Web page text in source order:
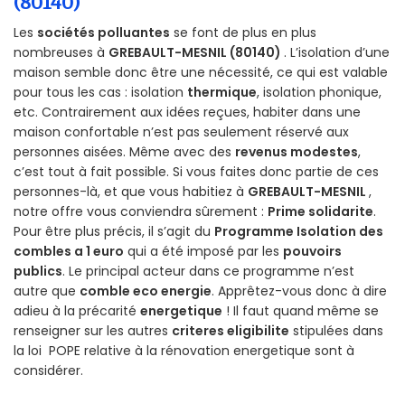
Les sociétés polluantes se font de plus en plus
nombreuses à GREBAULT-MESNIL (80140) . L’isolation d’une
maison semble donc être une nécessité, ce qui est valable
pour tous les cas : isolation thermique, isolation phonique,
etc. Contrairement aux idées reçues, habiter dans une
maison confortable n’est pas seulement réservé aux
personnes aisées. Même avec des revenus modestes,
c’est tout à fait possible. Si vous faites donc partie de ces
personnes-là, et que vous habitiez à GREBAULT-MESNIL ,
notre offre vous conviendra sûrement : Prime solidarite.
Pour être plus précis, il s’agit du Programme Isolation des
combles a 1 euro qui a été imposé par les pouvoirs
publics. Le principal acteur dans ce programme n’est
autre que comble eco energie. Apprêtez-vous donc à dire
adieu à la précarité energetique ! Il faut quand même se
renseigner sur les autres criteres eligibilite stipulées dans
la loi POPE relative à la rénovation energetique sont à
considérer.